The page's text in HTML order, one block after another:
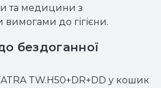
та медицини з
до гігієни.
бездоганної
TW.H50+DR+DD у кошик